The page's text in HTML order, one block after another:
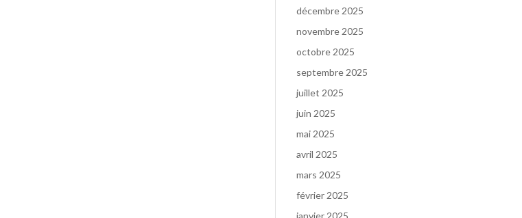
décembre 2025
novembre 2025
octobre 2025
septembre 2025
juillet 2025
juin 2025
mai 2025
avril 2025
mars 2025
février 2025
janvier 2025